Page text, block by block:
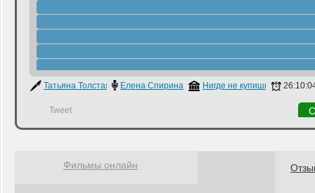
Татьяна Толстая Елена Спирина Нигде не купишь
Tweet
Фильмы онлайн